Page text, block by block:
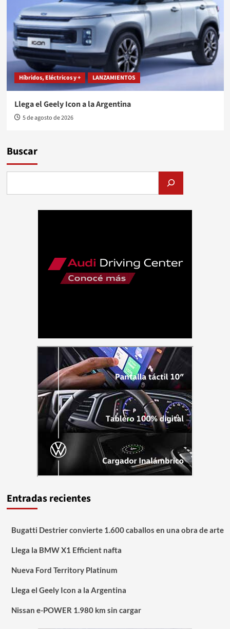
Híbridos, Eléctricos y + LANZAMIENTOS
Llega el Geely Icon a la Argentina
5 de agosto de 2026
Buscar
Entradas recientes
Bugatti Destrier convierte 1.600 caballos en una obra de arte
Llega la BMW X1 Efficient nafta
Nueva Ford Territory Platinum
Llega el Geely Icon a la Argentina
Nissan e-POWER 1.980 km sin cargar